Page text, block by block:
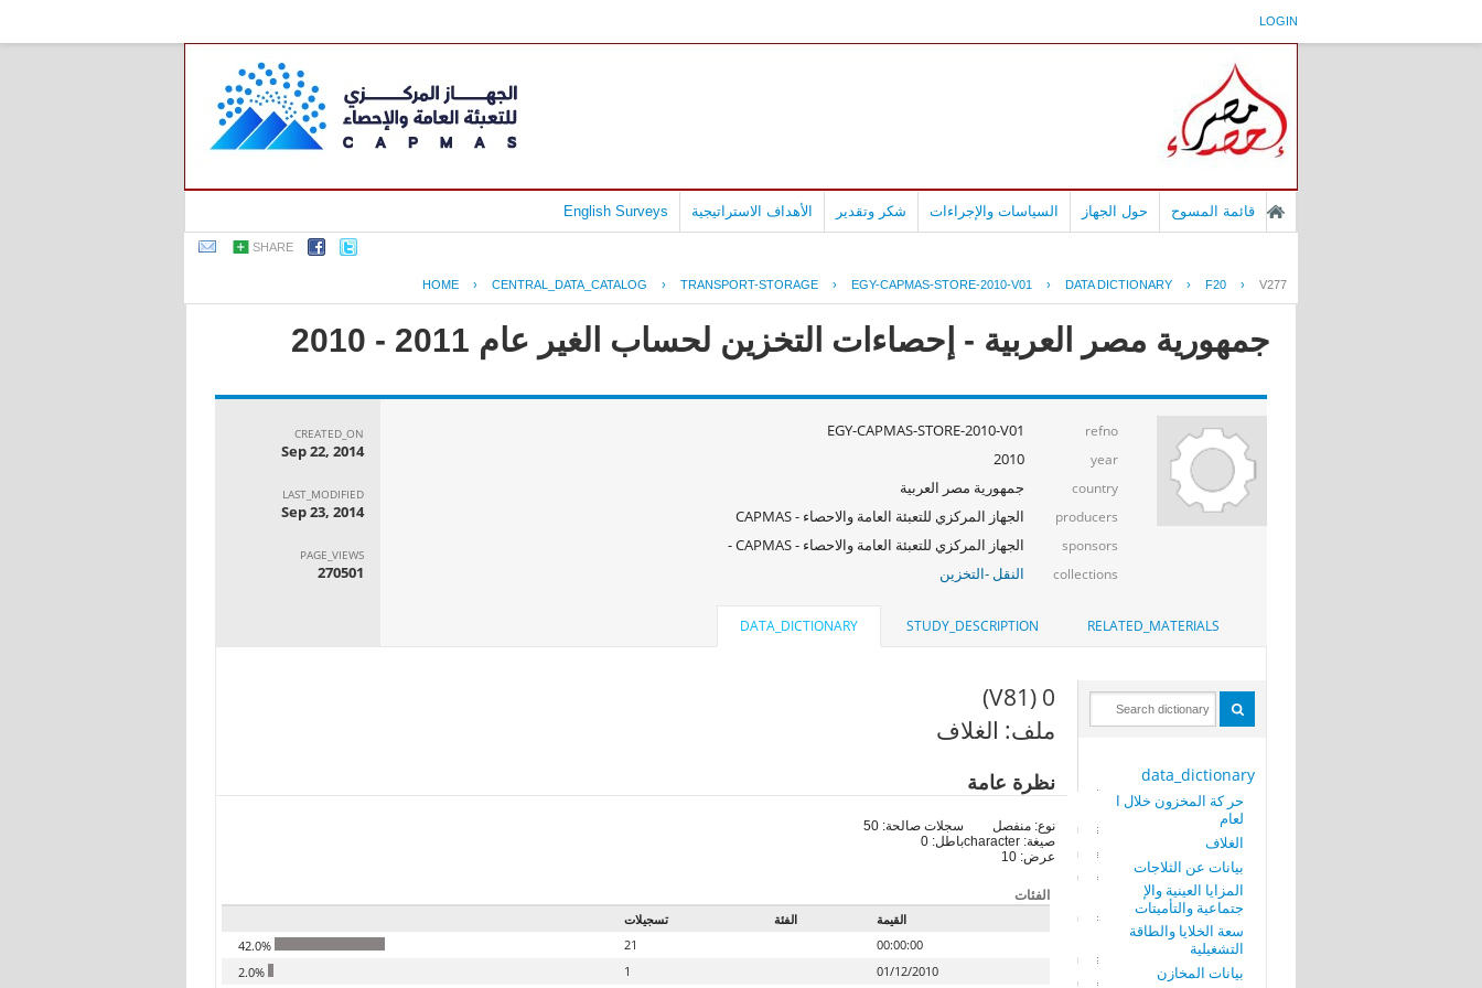
LOGIN
قائمة المسوح حول الجهاز السياسات والإجراءات شكر وتقدير الأهداف الاستراتيجية English Surveys
SHARE
HOME › CENTRAL_DATA_CATALOG › TRANSPORT-STORAGE › EGY-CAPMAS-STORE-2010-V01 › DATA DICTIONARY › F20 › V277
جمهورية مصر العربية - إحصاءات التخزين لحساب الغير عام 2011 - 2010
refno
EGY-CAPMAS-STORE-2010-V01
year
2010
country جمهورية مصر العربية
producers الجهاز المركزي للتعبئة العامة والاحصاء - CAPMAS
sponsors الجهاز المركزي للتعبئة العامة والاحصاء - CAPMAS -
collections النقل -التخزين
CREATED_ON
Sep 22, 2014
LAST_MODIFIED
Sep 23, 2014
PAGE_VIEWS
270501
RELATED_MATERIALS
STUDY_DESCRIPTION
DATA_DICTIONARY
data_dictionary
حر كة المخزون خلال ا
لعام
الغلاف
بيانات عن الثلاجات
المزايا العينية والإ
جتماعية والتأميتات
سعة الخلايا والطاقة
التشغيلية
بيانات المخازن
0 (V81)
ملف: الغلاف
نظرة عامة
نوع: منفصل
صيغة: character
عرض: 10
سجلات صالحة: 50
باطل: 0
الفئات
القيمة الفئة
تسجيلات
00:00:00
21
01/12/2010
1